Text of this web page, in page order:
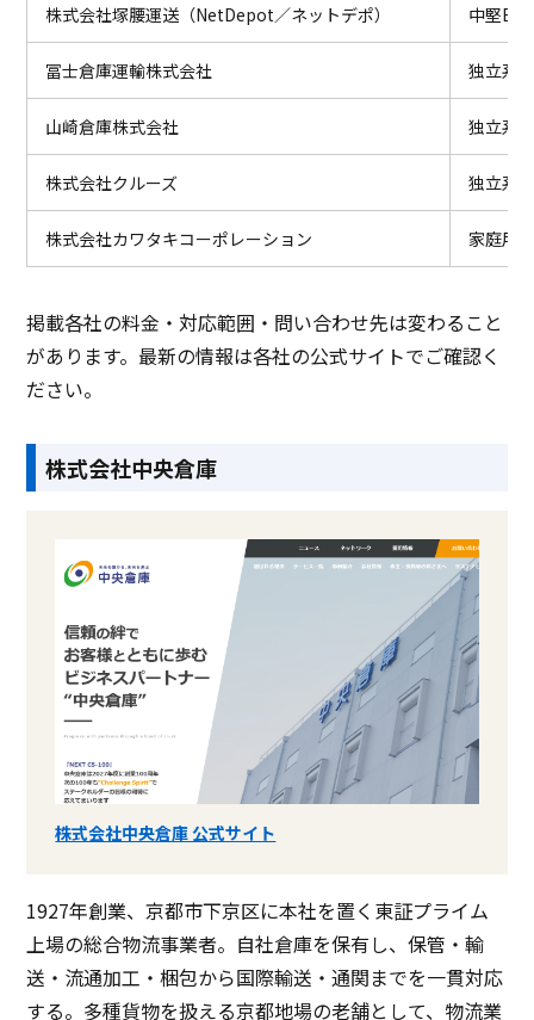
株式会社塚腰運送（NetDepot／ネットデポ） 中堅EC
冨士倉庫運輸株式会社 独立系
山崎倉庫株式会社 独立系
株式会社クルーズ 独立系
株式会社カワタキコーポレーション 家庭用
掲載各社の料金・対応範囲・問い合わせ先は変わること
があります。最新の情報は各社の公式サイトでご確認く
ださい。
株式会社中央倉庫
株式会社中央倉庫 公式サイト
1927年創業、京都市下京区に本社を置く東証プライム
上場の総合物流事業者。自社倉庫を保有し、保管・輸
送・流通加工・梱包から国際輸送・通関までを一貫対応
する。多種貨物を扱える京都地場の老舗として、物流業